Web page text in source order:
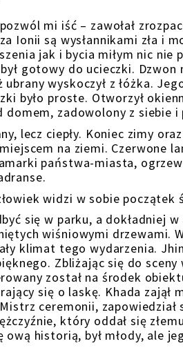
mi iść – zawołał
Ionii są wysłannikami zła i
jak i bycia miłym nic nie
gotowy do ucieczki.
wyskoczył z łóżka.
było proste. Otworzył
domem, zadowolony z siebie
lecz ciepły. Koniec zimy
na ziemi. Czerwone
państwa-miasta,
widzi w sobie początek
się w parku, a dokładniej
wiśniowymi drzewami.
klimat tego wydarzenia.
Zbliżając się do
został na środek
się o laskę. Khada zajął
ceremonii, zapowiedział
który oddał się
ową historią, był młody, ale